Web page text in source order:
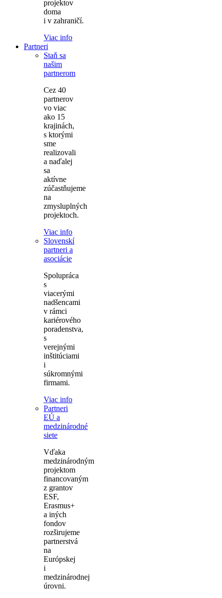
projektov
doma
i v zahraničí.
Viac info
Partneri
Staň sa
našim
partnerom
Cez 40
partnerov
vo viac
ako 15
krajinách,
s ktorými
sme
realizovali
a naďalej
sa
aktívne
zúčastňujeme
na
zmysluplných
projektoch.
Viac info
Slovenskí
partneri a
asociácie
Spolupráca
s
viacerými
nadšencami
v rámci
kariérového
poradenstva,
s
verejnými
inštitúciami
i
súkromnými
firmami.
Viac info
Partneri
EÚ a
medzinárodné
siete
Vďaka
medzinárodným
projektom
financovaným
z grantov
ESF,
Erasmus+
a iných
fondov
rozširujeme
partnerstvá
na
Európskej
i
medzinárodnej
úrovni.